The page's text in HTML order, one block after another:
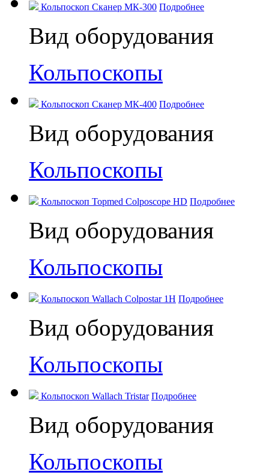
Кольпоскоп Сканер МК-300 Подробнее
Вид оборудования
Кольпоскопы
Кольпоскоп Сканер МК-400 Подробнее
Вид оборудования
Кольпоскопы
Кольпоскоп Topmed Colposcope HD Подробнее
Вид оборудования
Кольпоскопы
Кольпоскоп Wallach Colpostar 1H Подробнее
Вид оборудования
Кольпоскопы
Кольпоскоп Wallach Tristar Подробнее
Вид оборудования
Кольпоскопы